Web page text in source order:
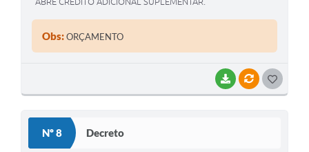
BAIXARVÍNCULOS
Obs:ORÇAMENTO
Nº 8 Decreto